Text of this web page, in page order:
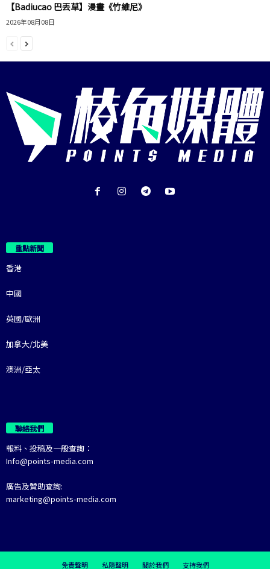
【Badiucao 巴丟草】漫畫《竹維尼》
2026年08月08日
重點新聞
香港
中國
英國/歐洲
加拿大/北美
澳洲/亞太
聯絡我們
報料、投稿及一般查詢：
Info@points-media.com
廣告及贊助查詢:
marketing@points-media.com
免責聲明 私隱聲明 關於我們 支持我們